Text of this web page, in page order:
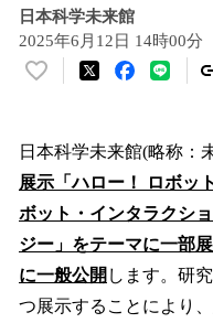
日本科学未来館
2025年6月12日 14時00分
い
！
数
を
読
み
み
中
日本科学未来館(略称：
展示「ハロー！ ロボッ
ボット・インタラクシ
ジー」をテーマに一部
に一般公開 します。研
つ展示することにより、